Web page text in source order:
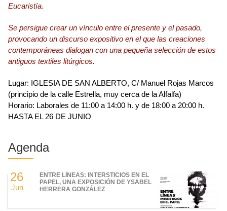
Eucaristía.
Se persigue crear un vínculo entre el presente y el pasado,
provocando un discurso expositivo en el que las creaciones
contemporáneas dialogan con una pequeña selección de estos
antiguos textiles litúrgicos.
Lugar: IGLESIA DE SAN ALBERTO, C/ Manuel Rojas Marcos
(principio de la calle Estrella, muy cerca de la Alfalfa)
Horario: Laborales de 11:00 a 14:00 h. y de 18:00 a 20:00 h.
HASTA EL 26 DE JUNIO
Agenda
26
Jun
ENTRE LÍNEAS: INTERSTICIOS EN EL
PAPEL, UNA EXPOSICIÓN DE YSABEL
HERRERA GONZÁLEZ